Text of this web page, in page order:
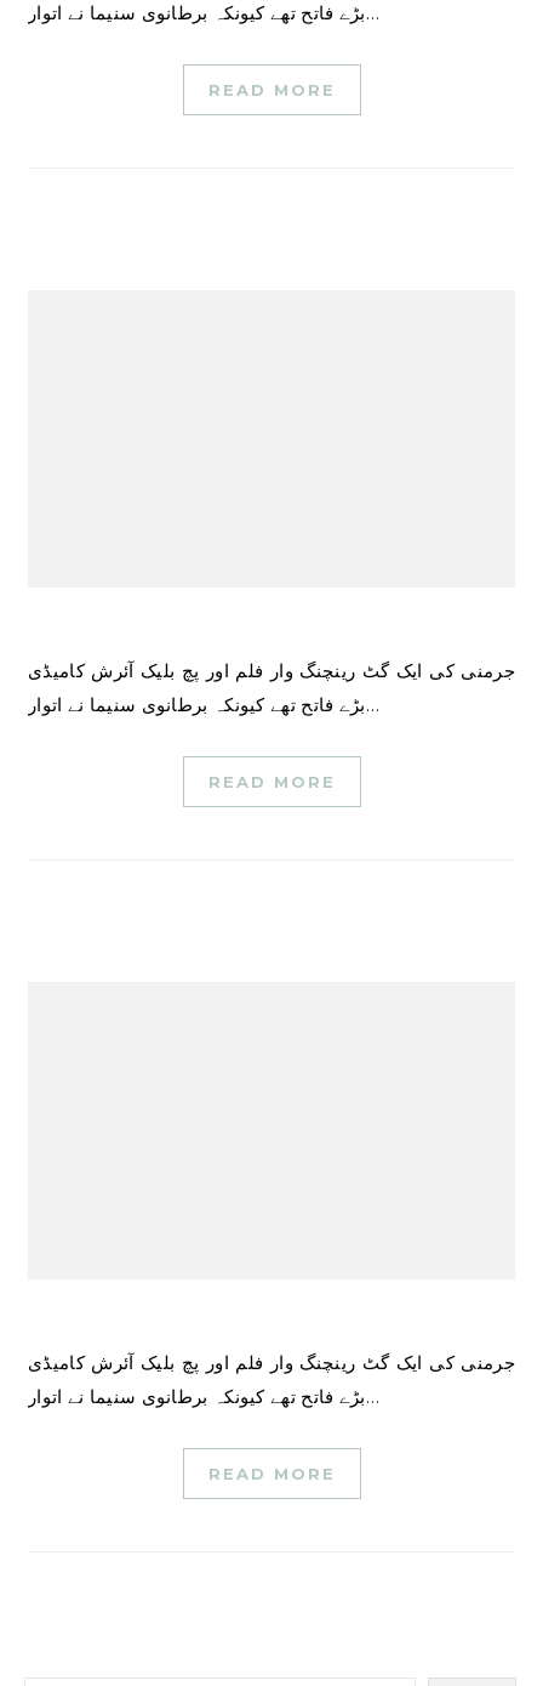
بڑے فاتح تھے کیونکہ برطانوی سنیما نے اتوار…
READ MORE
جرمنی کی ایک گٹ رینچنگ وار فلم اور پچ بلیک آئرش کامیڈی
بڑے فاتح تھے کیونکہ برطانوی سنیما نے اتوار…
READ MORE
جرمنی کی ایک گٹ رینچنگ وار فلم اور پچ بلیک آئرش کامیڈی
بڑے فاتح تھے کیونکہ برطانوی سنیما نے اتوار…
READ MORE